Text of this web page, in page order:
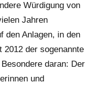
Würdigung von
Jahren
den Anlagen, in den
der sogenannte
daran: Der
und